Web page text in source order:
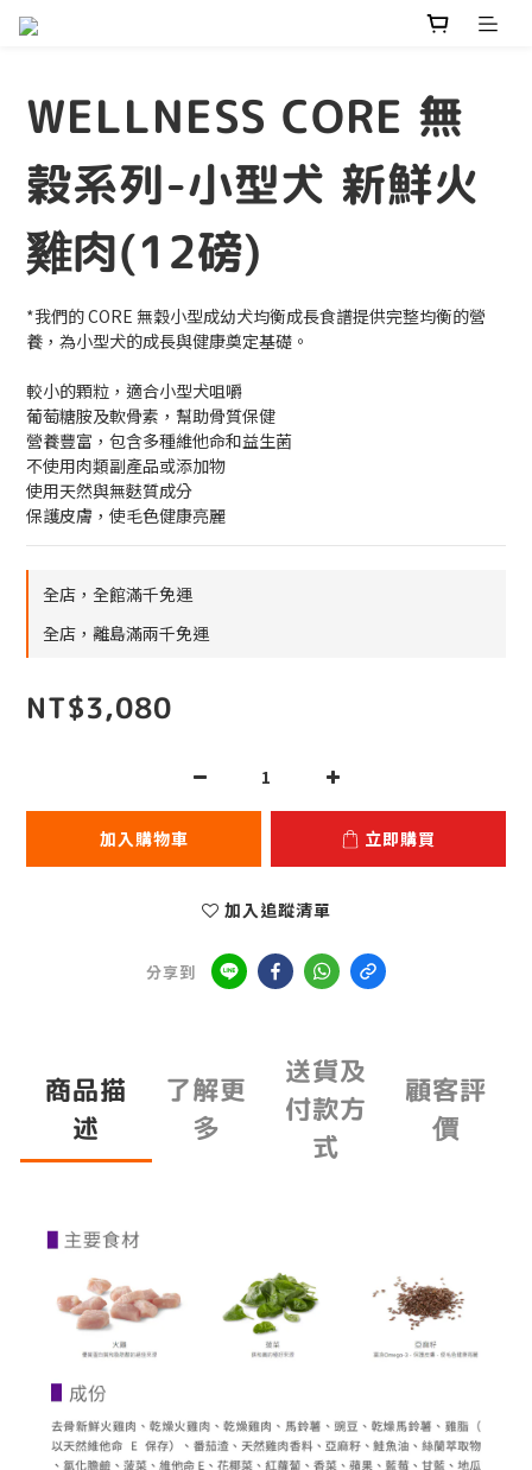
WELLNESS CORE 無
穀系列-小型犬 新鮮火
雞肉(12磅)
*我們的 CORE 無穀小型成幼犬均衡成長食譜提供完整均衡的營
養，為小型犬的成長與健康奠定基礎。
較小的顆粒，適合小型犬咀嚼
葡萄糖胺及軟骨素，幫助骨質保健
營養豐富，包含多種維他命和益生菌
不使用肉類副產品或添加物
使用天然與無麩質成分
保護皮膚，使毛色健康亮麗
全店，全館滿千免運
全店，離島滿兩千免運
NT$3,080
加入購物車 立即購買
加入追蹤清單
分享到
商品描
述
了解更
多
送貨及
付款方
式
顧客評
價